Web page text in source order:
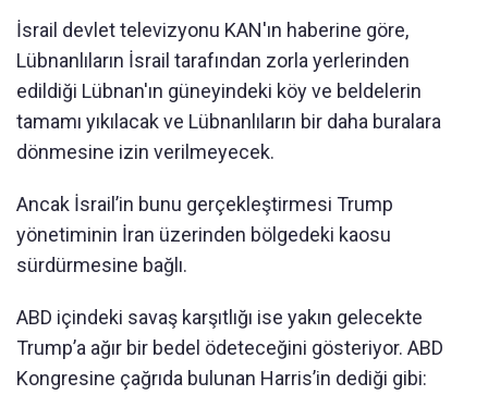
İsrail devlet televizyonu KAN'ın haberine göre,
Lübnanlıların İsrail tarafından zorla yerlerinden
edildiği Lübnan'ın güneyindeki köy ve beldelerin
tamamı yıkılacak ve Lübnanlıların bir daha buralara
dönmesine izin verilmeyecek.
Ancak İsrail’in bunu gerçekleştirmesi Trump
yönetiminin İran üzerinden bölgedeki kaosu
sürdürmesine bağlı.
ABD içindeki savaş karşıtlığı ise yakın gelecekte
Trump’a ağır bir bedel ödeteceğini gösteriyor. ABD
Kongresine çağrıda bulunan Harris’in dediği gibi: